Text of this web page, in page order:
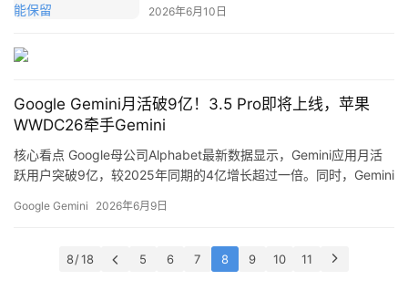
2026年6月10日
Google Gemini月活破9亿！3.5 Pro即将上线，苹果
WWDC26牵手Gemini
核心看点 Google母公司Alphabet最新数据显示，Gemini应用月活
跃用户突破9亿，较2025年同期的4亿增长超过一倍。同时，Gemini
果宣布与Google达成技术合作，基于Gemini搭建端云协同基础大模
Google Gemini 2026年6月9日
8 / 18 5 6 7 8 9 10 11